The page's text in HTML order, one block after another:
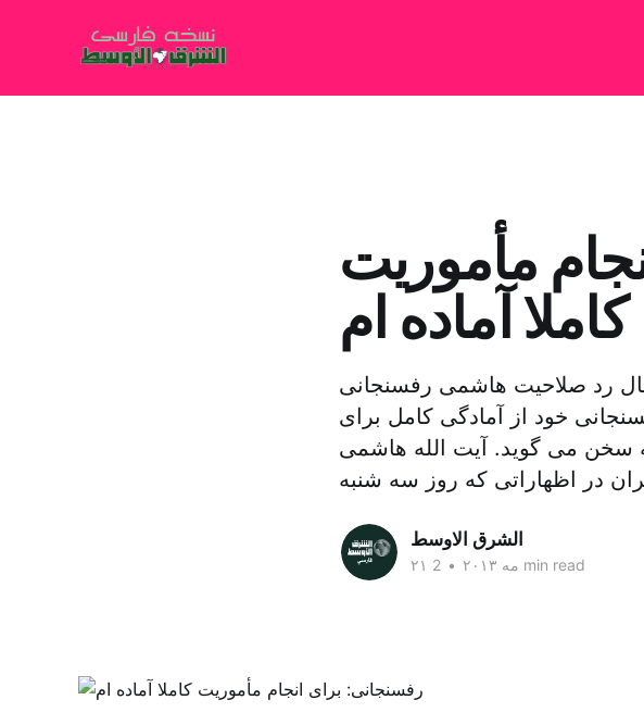
مأموریت
کاملا آماده ام
رد صلاحیت هاشمی رفسنجانی
خود از آمادگی کامل برای
سخن می گوید. آیت الله هاشمی
الشرق الاوسط
۲۱ مه ۲۰۱۳ • 2 min read